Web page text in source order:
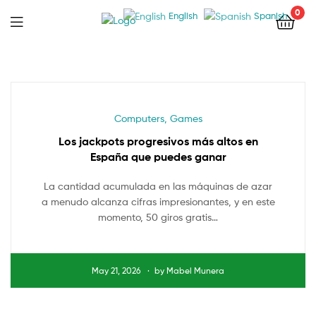
0
Menu
Categories
Computers, Games
Los jackpots progresivos más altos en
España que puedes ganar
La cantidad acumulada en las máquinas de azar
a menudo alcanza cifras impresionantes, y en este
momento, 50 giros gratis…
May 21, 2026 by Mabel Munera
English Spanish